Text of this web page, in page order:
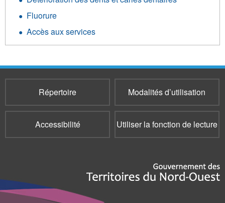
Fluorure
Accès aux services
Répertoire Modalités d’utilisation
Accessibilité Utiliser la fonction de lecture